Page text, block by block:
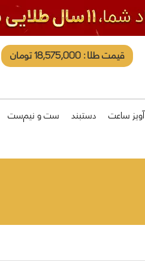
قیمت طلا: 18,575,000 تومان
آویز ساعت دستبند ست و نیم‌ست